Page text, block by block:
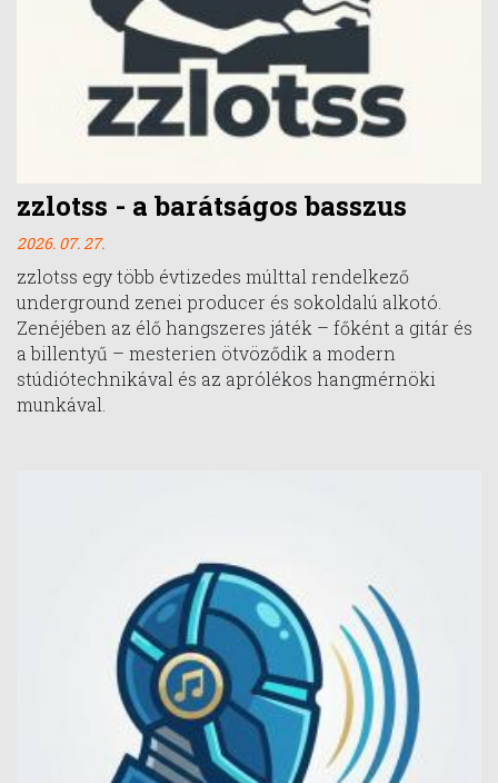
zzlotss - a barátságos basszus
2026. 07. 27.
zzlotss egy több évtizedes múlttal rendelkező
underground zenei producer és sokoldalú alkotó.
Zenéjében az élő hangszeres játék – főként a gitár és
a billentyű – mesterien ötvöződik a modern
stúdiótechnikával és az aprólékos hangmérnöki
munkával.